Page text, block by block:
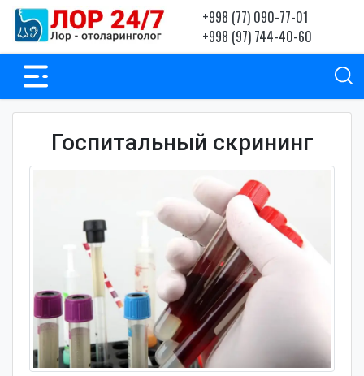
+998 (77) 090-77-01
+998 (97) 744-40-60
Госпитальный скрининг